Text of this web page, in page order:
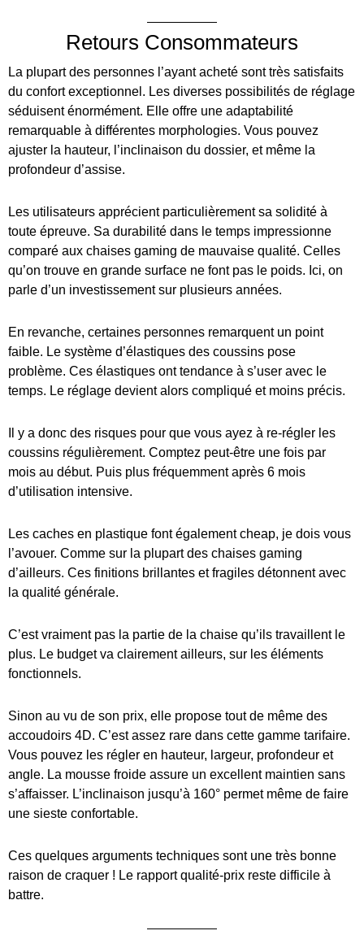
Retours Consommateurs
La plupart des personnes l’ayant acheté sont très satisfaits
du confort exceptionnel. Les diverses possibilités de réglage
séduisent énormément. Elle offre une adaptabilité
remarquable à différentes morphologies. Vous pouvez
ajuster la hauteur, l’inclinaison du dossier, et même la
profondeur d’assise.
Les utilisateurs apprécient particulièrement sa solidité à
toute épreuve. Sa durabilité dans le temps impressionne
comparé aux chaises gaming de mauvaise qualité. Celles
qu’on trouve en grande surface ne font pas le poids. Ici, on
parle d’un investissement sur plusieurs années.
En revanche, certaines personnes remarquent un point
faible. Le système d’élastiques des coussins pose
problème. Ces élastiques ont tendance à s’user avec le
temps. Le réglage devient alors compliqué et moins précis.
Il y a donc des risques pour que vous ayez à re-régler les
coussins régulièrement. Comptez peut-être une fois par
mois au début. Puis plus fréquemment après 6 mois
d’utilisation intensive.
Les caches en plastique font également cheap, je dois vous
l’avouer. Comme sur la plupart des chaises gaming
d’ailleurs. Ces finitions brillantes et fragiles détonnent avec
la qualité générale.
C’est vraiment pas la partie de la chaise qu’ils travaillent le
plus. Le budget va clairement ailleurs, sur les éléments
fonctionnels.
Sinon au vu de son prix, elle propose tout de même des
accoudoirs 4D. C’est assez rare dans cette gamme tarifaire.
Vous pouvez les régler en hauteur, largeur, profondeur et
angle. La mousse froide assure un excellent maintien sans
s’affaisser. L’inclinaison jusqu’à 160° permet même de faire
une sieste confortable.
Ces quelques arguments techniques sont une très bonne
raison de craquer ! Le rapport qualité-prix reste difficile à
battre.